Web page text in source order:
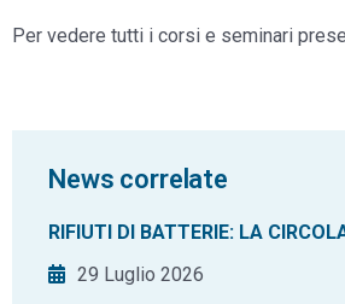
Per vedere tutti i corsi e seminari
News correlate
RIFIUTI DI BATTERIE: LA
29 Luglio 2026